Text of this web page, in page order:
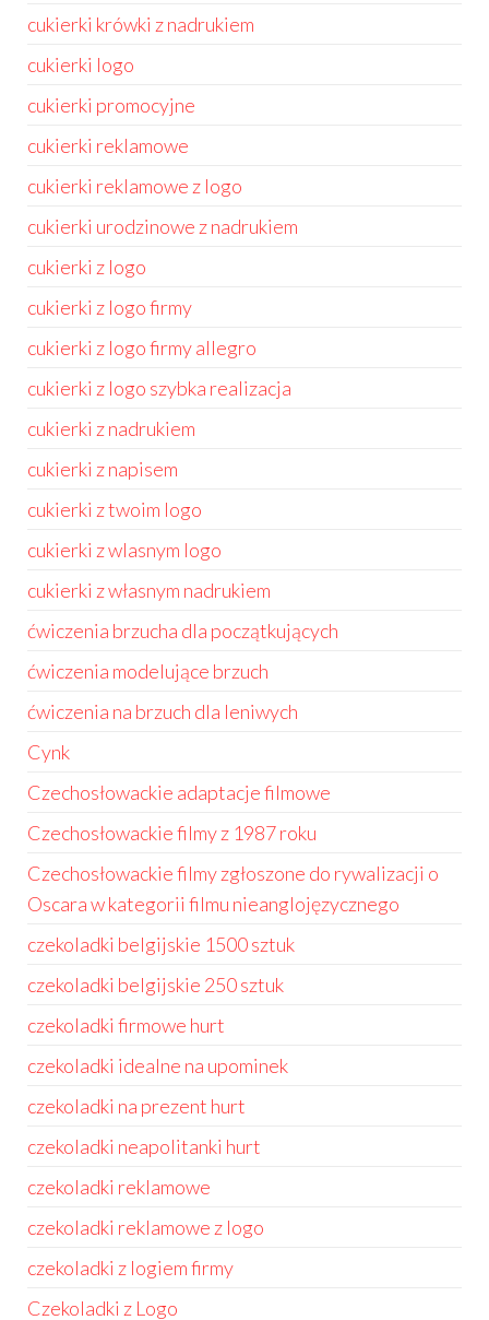
cukierki krówki z nadrukiem
cukierki logo
cukierki promocyjne
cukierki reklamowe
cukierki reklamowe z logo
cukierki urodzinowe z nadrukiem
cukierki z logo
cukierki z logo firmy
cukierki z logo firmy allegro
cukierki z logo szybka realizacja
cukierki z nadrukiem
cukierki z napisem
cukierki z twoim logo
cukierki z wlasnym logo
cukierki z własnym nadrukiem
ćwiczenia brzucha dla początkujących
ćwiczenia modelujące brzuch
ćwiczenia na brzuch dla leniwych
Cynk
Czechosłowackie adaptacje filmowe
Czechosłowackie filmy z 1987 roku
Czechosłowackie filmy zgłoszone do rywalizacji o
Oscara w kategorii filmu nieanglojęzycznego
czekoladki belgijskie 1500 sztuk
czekoladki belgijskie 250 sztuk
czekoladki firmowe hurt
czekoladki idealne na upominek
czekoladki na prezent hurt
czekoladki neapolitanki hurt
czekoladki reklamowe
czekoladki reklamowe z logo
czekoladki z logiem firmy
Czekoladki z Logo